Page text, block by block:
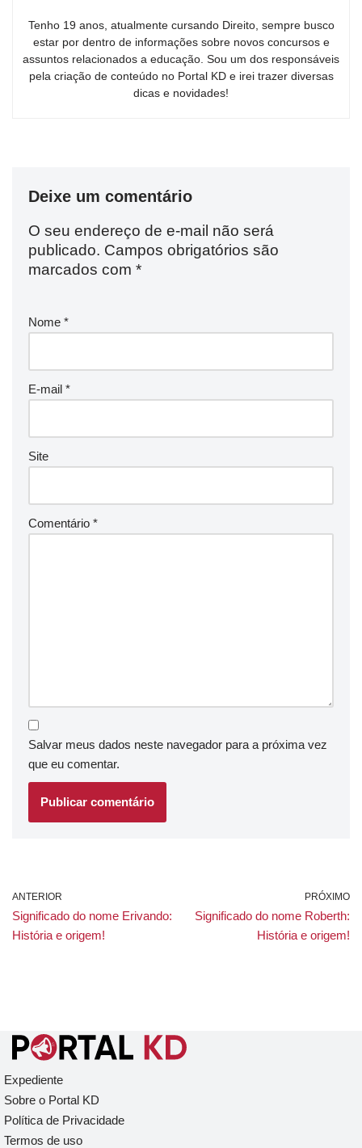
Tenho 19 anos, atualmente cursando Direito, sempre busco
estar por dentro de informações sobre novos concursos e
assuntos relacionados a educação. Sou um dos responsáveis
pela criação de conteúdo no Portal KD e irei trazer diversas
dicas e novidades!
Deixe um comentário
O seu endereço de e-mail não será
publicado. Campos obrigatórios são
marcados com *
Nome *
E-mail *
Site
Comentário *
Salvar meus dados neste navegador para a próxima vez
que eu comentar.
ANTERIOR
Significado do nome Erivando:
História e origem!
PRÓXIMO
Significado do nome Roberth:
História e origem!
Expediente
Sobre o Portal KD
Política de Privacidade
Termos de uso